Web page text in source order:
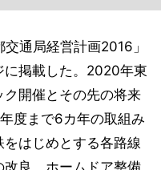
通局経営計画2016」
に掲載した。2020年東
開催とその先の将来
度まで6カ年の取組み
はじめとする各路線
良、ホームドア整備